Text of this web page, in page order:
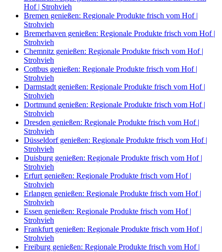
Hof | Strohvieh
Bremen genießen: Regionale Produkte frisch vom Hof |
Strohvieh
Bremerhaven genießen: Regionale Produkte frisch vom Hof |
Strohvieh
Chemnitz genießen: Regionale Produkte frisch vom Hof |
Strohvieh
Cottbus genießen: Regionale Produkte frisch vom Hof |
Strohvieh
Darmstadt genießen: Regionale Produkte frisch vom Hof |
Strohvieh
Dortmund genießen: Regionale Produkte frisch vom Hof |
Strohvieh
Dresden genießen: Regionale Produkte frisch vom Hof |
Strohvieh
Düsseldorf genießen: Regionale Produkte frisch vom Hof |
Strohvieh
Duisburg genießen: Regionale Produkte frisch vom Hof |
Strohvieh
Erfurt genießen: Regionale Produkte frisch vom Hof |
Strohvieh
Erlangen genießen: Regionale Produkte frisch vom Hof |
Strohvieh
Essen genießen: Regionale Produkte frisch vom Hof |
Strohvieh
Frankfurt genießen: Regionale Produkte frisch vom Hof |
Strohvieh
Freiburg genießen: Regionale Produkte frisch vom Hof |